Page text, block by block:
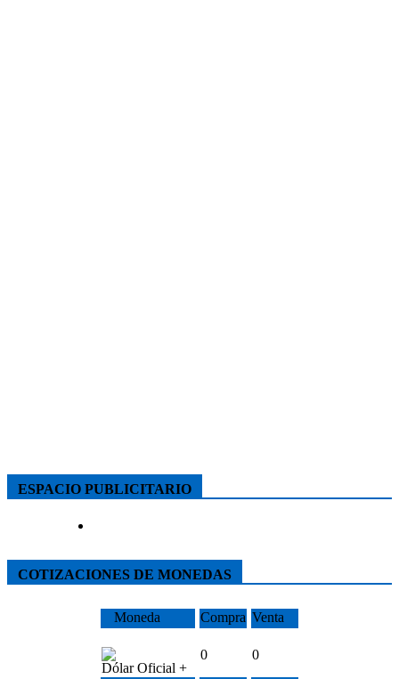
ESPACIO PUBLICITARIO
COTIZACIONES DE MONEDAS
Moneda Compra Venta
Dólar Oficial +
0 0